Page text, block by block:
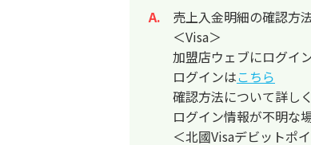
回答
売上入金明細の確認方
＜Visa＞
加盟店ウェブにログイ
ログインはこちら
確認方法について詳し
ログイン情報が不明な
＜北國Visaデビットポ